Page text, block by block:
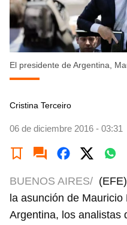
El presidente de Argentina,
Cristina Terceiro
06 de diciembre 2016 - 03:31
BUENOS AIRES/
la asunción de
Argentina, los analistas